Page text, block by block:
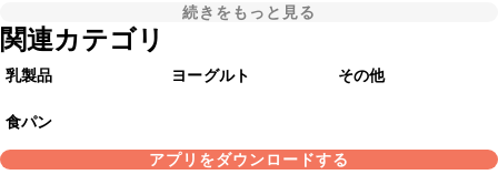
続きをもっと見る
関連カテゴリ
乳製品 ヨーグルト その他
食パン
アプリをダウンロードする